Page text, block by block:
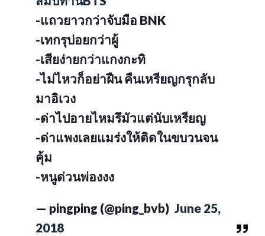
-แถวยาวกว่าจับมือ BNK
-เทกรุบ่อยกว่าผู้
-เสียง่ายกว่าแกงกะทิ
-ไม่ไหวก็อย่าฝืน คืนเหรียญกรุกลับ
มาอิเวง
-ด่าไปอายไหมรึมัวแต่นับเหรียญ
-ด่าแพงเลยแมร่งให้ติดในขบวนจน
คุ้ม
-หนูด่วนพ่องงง
— pingping (@ping_bvb) June 25,
2018